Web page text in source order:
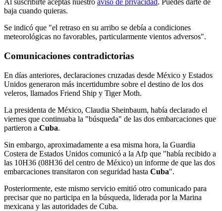
Al suscribirte aceptas nuestro aviso de privacidad. Puedes darte de
baja cuando quieras.
Se indicó que "el retraso en su arribo se debía a condiciones
meteorológicas no favorables, particularmente vientos adversos".
Comunicaciones contradictorias
En días anteriores, declaraciones cruzadas desde México y Estados
Unidos generaron más incertidumbre sobre el destino de los dos
veleros, llamados Friend Ship y Tiger Moth.
La presidenta de México, Claudia Sheinbaum, había declarado el
viernes que continuaba la "búsqueda" de las dos embarcaciones que
partieron a Cuba.
Sin embargo, aproximadamente a esa misma hora, la Guardia
Costera de Estados Unidos comunicó a la Afp que "había recibido a
las 10H36 (08H36 del centro de México) un informe de que las dos
embarcaciones transitaron con seguridad hasta Cuba".
Posteriormente, este mismo servicio emitió otro comunicado para
precisar que no participa en la búsqueda, liderada por la Marina
mexicana y las autoridades de Cuba.